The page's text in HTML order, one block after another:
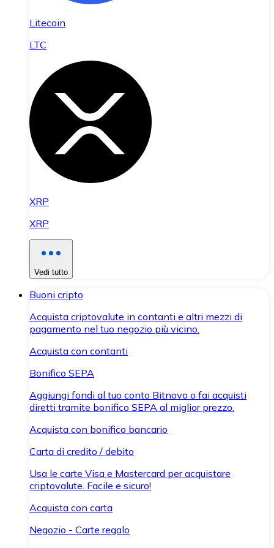
Litecoin
LTC
XRP
XRP
Vedi tutto
Buoni cripto
Acquista criptovalute in contanti e altri mezzi di
pagamento nel tuo negozio più vicino.
Acquista con contanti
Bonifico SEPA
Aggiungi fondi al tuo conto Bitnovo o fai acquisti
diretti tramite bonifico SEPA al miglior prezzo.
Acquista con bonifico bancario
Carta di credito / debito
Usa le carte Visa e Mastercard per acquistare
criptovalute. Facile e sicuro!
Acquista con carta
Negozio - Carte regalo